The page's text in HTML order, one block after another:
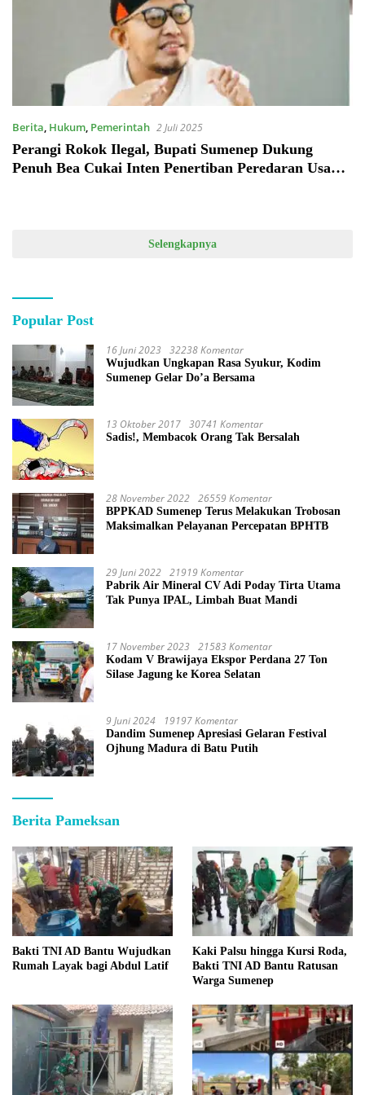
Berita, Hukum, Pemerintah 2 Juli 2025
Perangi Rokok Ilegal, Bupati Sumenep Dukung
Penuh Bea Cukai Inten Penertiban Peredaran Usaha
Selengkapnya
Popular Post
16 Juni 2023 32238 Komentar
Wujudkan Ungkapan Rasa Syukur, Kodim
Sumenep Gelar Do’a Bersama
13 Oktober 2017 30741 Komentar
Sadis!, Membacok Orang Tak Bersalah
28 November 2022 26559 Komentar
BPPKAD Sumenep Terus Melakukan Trobosan
Maksimalkan Pelayanan Percepatan BPHTB
29 Juni 2022 21919 Komentar
Pabrik Air Mineral CV Adi Poday Tirta Utama
Tak Punya IPAL, Limbah Buat Mandi
17 November 2023 21583 Komentar
Kodam V Brawijaya Ekspor Perdana 27 Ton
Silase Jagung ke Korea Selatan
9 Juni 2024 19197 Komentar
Dandim Sumenep Apresiasi Gelaran Festival
Ojhung Madura di Batu Putih
Berita Pameksan
Bakti TNI AD Bantu Wujudkan
Rumah Layak bagi Abdul Latif
Kaki Palsu hingga Kursi Roda,
Bakti TNI AD Bantu Ratusan
Warga Sumenep